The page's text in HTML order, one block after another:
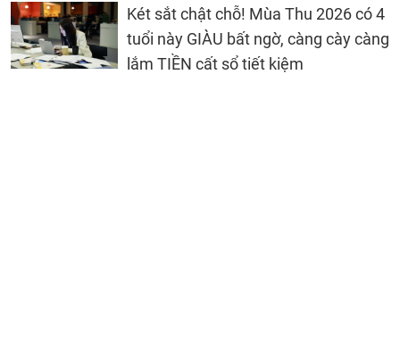
Két sắt chật chỗ! Mùa Thu 2026 có 4
tuổi này GIÀU bất ngờ, càng cày càng
lắm TIỀN cất sổ tiết kiệm